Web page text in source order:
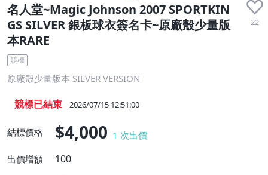
名人堂~Magic Johnson 2007 SPORTKIN
GS SILVER 銀板球衣簽名卡~原廠殼少量版
本RARE
22
競標
原廠殼少量版本 SILVER VERSION
競標已結束 2026/07/15 12:51:00
結標價格 $4,000 1 次出價
出價增額
100